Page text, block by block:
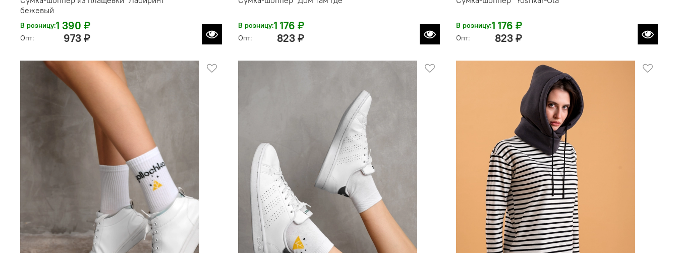
бежевый
В розницу:1 390 ₽
Опт: 973 ₽
В розницу:1 176 ₽
Опт: 823 ₽
В розницу:1 176 ₽
Опт: 823 ₽